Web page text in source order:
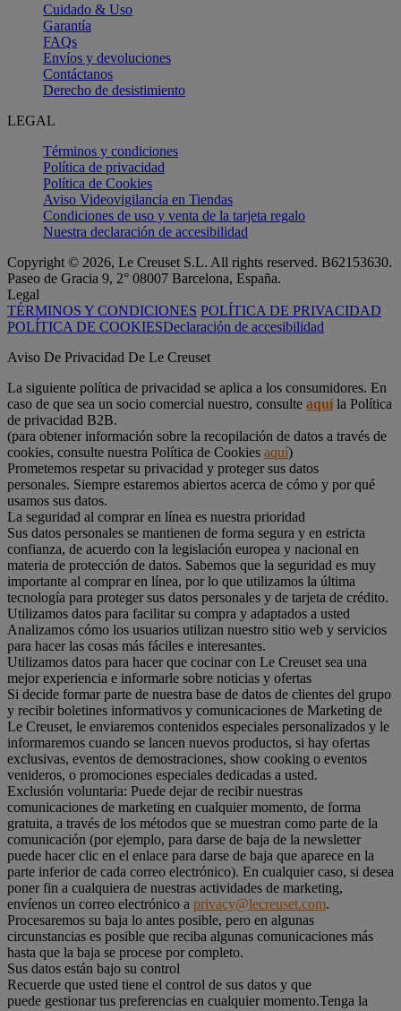
Cuidado & Uso
Garantía
FAQs
Envíos y devoluciones
Contáctanos
Derecho de desistimiento
LEGAL
Términos y condiciones
Política de privacidad
Política de Cookies
Aviso Videovigilancia en Tiendas
Condiciones de uso y venta de la tarjeta regalo
Nuestra declaración de accesibilidad
Copyright © 2026, Le Creuset S.L. All rights reserved. B62153630.
Paseo de Gracia 9, 2° 08007 Barcelona, España.
Legal
TÉRMINOS Y CONDICIONES POLÍTICA DE PRIVACIDAD
POLÍTICA DE COOKIESDeclaración de accesibilidad
Aviso De Privacidad De Le Creuset
La siguiente política de privacidad se aplica a los consumidores. En
caso de que sea un socio comercial nuestro, consulte aquíla Política
de privacidad B2B.
(para obtener información sobre la recopilación de datos a través de
cookies, consulte nuestra Política de Cookies aquí)
Prometemos respetar su privacidad y proteger sus datos
personales. Siempre estaremos abiertos acerca de cómo y por qué
usamos sus datos.
La seguridad al comprar en línea es nuestra prioridad
Sus datos personales se mantienen de forma segura y en estricta
confianza, de acuerdo con la legislación europea y nacional en
materia de protección de datos. Sabemos que la seguridad es muy
importante al comprar en línea, por lo que utilizamos la última
tecnología para proteger sus datos personales y de tarjeta de crédito.
Utilizamos datos para facilitar su compra y adaptados a usted
Analizamos cómo los usuarios utilizan nuestro sitio web y servicios
para hacer las cosas más fáciles e interesantes.
Utilizamos datos para hacer que cocinar con Le Creuset sea una
mejor experiencia e informarle sobre noticias y ofertas
Si decide formar parte de nuestra base de datos de clientes del grupo
y recibir boletines informativos y comunicaciones de Marketing de
Le Creuset, le enviaremos contenidos especiales personalizados y le
informaremos cuando se lancen nuevos productos, si hay ofertas
exclusivas, eventos de demostraciones, show cooking o eventos
venideros, o promociones especiales dedicadas a usted.
Exclusión voluntaria: Puede dejar de recibir nuestras
comunicaciones de marketing en cualquier momento, de forma
gratuita, a través de los métodos que se muestran como parte de la
comunicación (por ejemplo, para darse de baja de la newsletter
puede hacer clic en el enlace para darse de baja que aparece en la
parte inferior de cada correo electrónico). En cualquier caso, si desea
poner fin a cualquiera de nuestras actividades de marketing,
envíenos un correo electrónico a privacy@lecreuset.com.
Procesaremos su baja lo antes posible, pero en algunas
circunstancias es posible que reciba algunas comunicaciones más
hasta que la baja se procese por completo.
Sus datos están bajo su control
Recuerde que usted tiene el control de sus datos y que
puede gestionar tus preferencias en cualquier momento.Tenga la